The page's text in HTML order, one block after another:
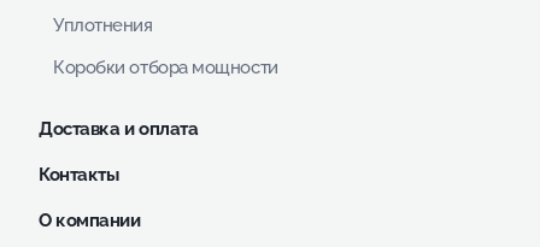
Уплотнения
Коробки отбора мощности
Доставка и оплата
Контакты
О компании